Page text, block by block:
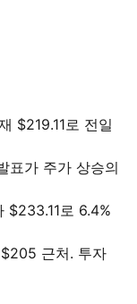
$219.11로 전일
표가 주가 상승의
$233.11로 6.4%
근처. 투자